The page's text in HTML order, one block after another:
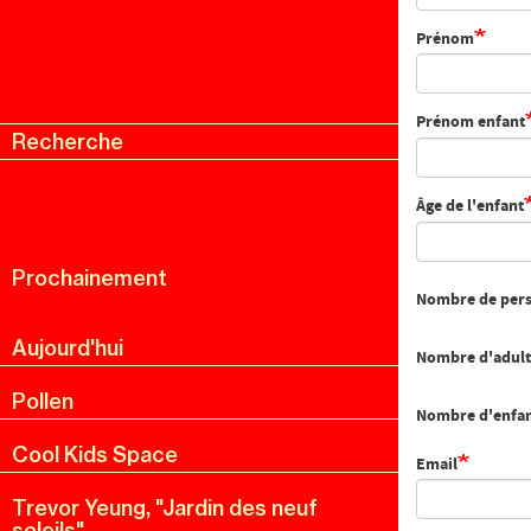
Menu
Recherche
Prochainement
Aujourd'hui
Pollen
Cool Kids Space
Trevor Yeung, "Jardin des neuf
Prénom
Prénom enfant
Âge de l'enfant
Nombre de
Nombre
Nombre
Email